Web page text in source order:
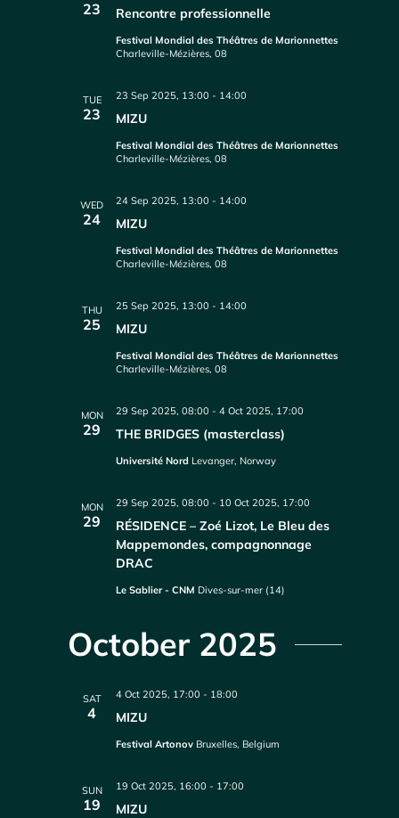
23 Rencontre professionnelle
Festival Mondial des Théâtres de Marionnettes
Charleville-Mézières, 08
TUE
23 MIZU
23 Sep 2025, 13:00 - 14:00
Festival Mondial des Théâtres de Marionnettes
Charleville-Mézières, 08
WED
24 MIZU
24 Sep 2025, 13:00 - 14:00
Festival Mondial des Théâtres de Marionnettes
Charleville-Mézières, 08
THU
25 MIZU
25 Sep 2025, 13:00 - 14:00
Festival Mondial des Théâtres de Marionnettes
Charleville-Mézières, 08
MON
29 THE BRIDGES (masterclass)
29 Sep 2025, 08:00 -4 Oct 2025, 17:00
Université Nord Levanger, Norway
MON
29
RÉSIDENCE – Zoé Lizot, Le Bleu des
Mappemondes, compagnonnage
DRAC
29 Sep 2025, 08:00 - 10 Oct 2025, 17:00
Le Sablier - CNM Dives-sur-mer (14)
October 2025
SAT
4 MIZU
4 Oct 2025, 17:00 - 18:00
Festival Artonov Bruxelles, Belgium
SUN
19 MIZU
19 Oct 2025, 16:00 - 17:00